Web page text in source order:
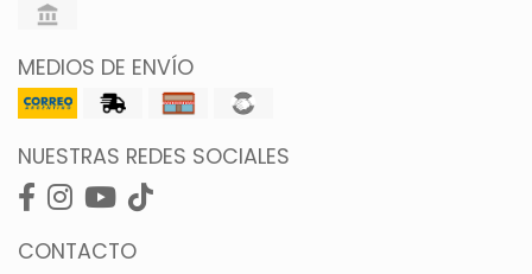
MEDIOS DE ENVÍO
NUESTRAS REDES SOCIALES
CONTACTO